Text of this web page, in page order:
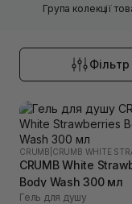
Група колекції
Фільтр
CRUMB
CRUMB White
Body Wash 300 мл
Гель для душу